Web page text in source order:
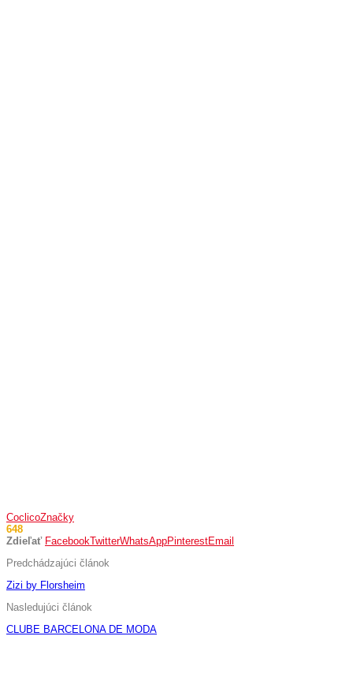
CoclicoZnačky
648
Zdieľať FacebookTwitterWhatsAppPinterestEmail
Predchádzajúci článok
Zizi by Florsheim
Nasledujúci článok
CLUBE BARCELONA DE MODA